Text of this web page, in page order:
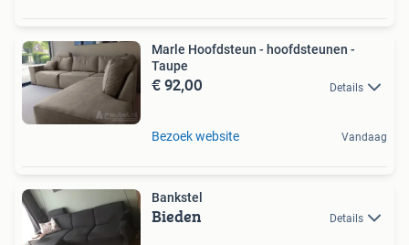
Marle Hoofdsteun - hoofdsteunen -
Taupe
€ 92,00 Details
Bezoek website Vandaag
Bankstel
Bieden Details